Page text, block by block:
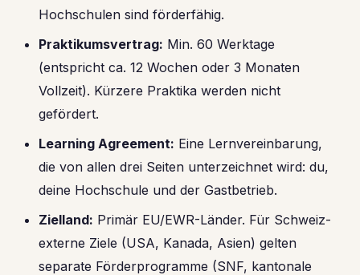
Hochschulen sind förderfähig.
Praktikumsvertrag: Min. 60 Werktage
(entspricht ca. 12 Wochen oder 3 Monaten
Vollzeit). Kürzere Praktika werden nicht
gefördert.
Learning Agreement: Eine Lernvereinbarung,
die von allen drei Seiten unterzeichnet wird: du,
deine Hochschule und der Gastbetrieb.
Zielland: Primär EU/EWR-Länder. Für Schweiz-
externe Ziele (USA, Kanada, Asien) gelten
separate Förderprogramme (SNF, kantonale